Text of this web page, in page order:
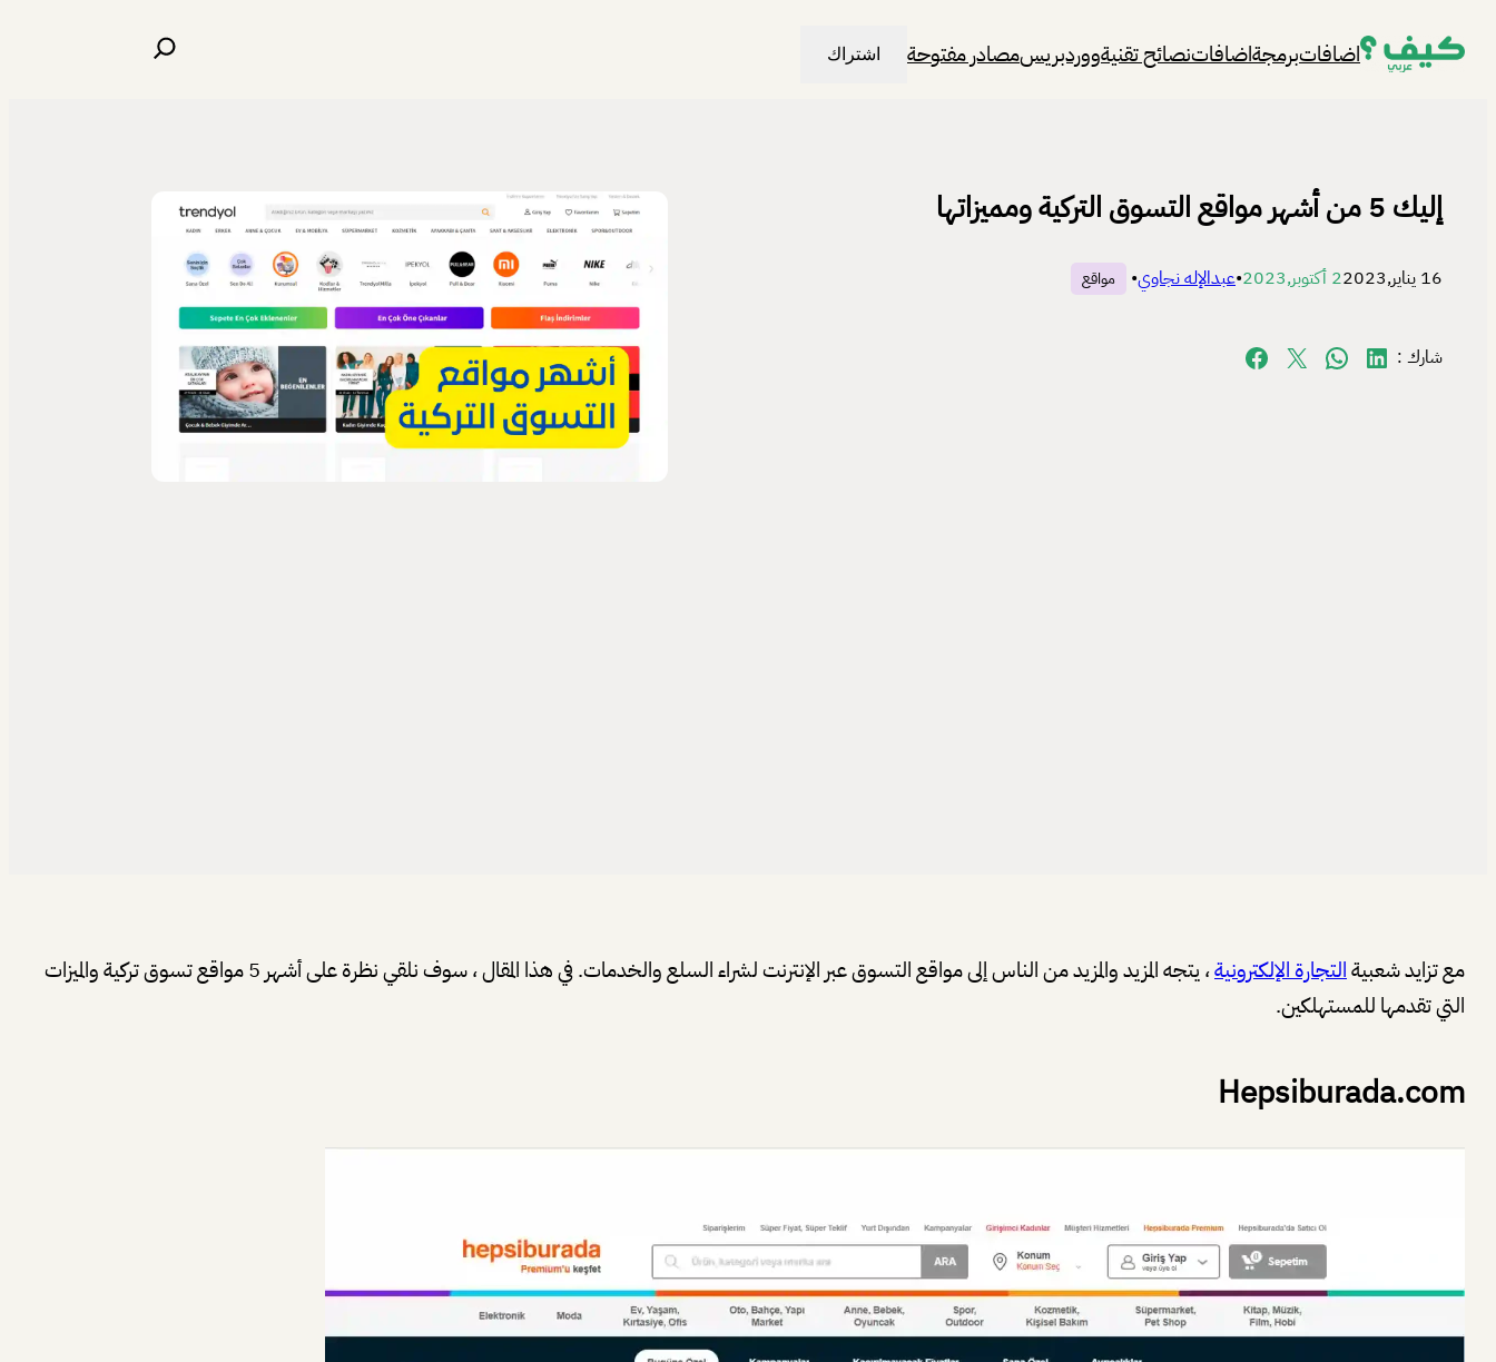
اضافاتبرمجةاضافاتنصائح تقنيةووردبريسمصادر مفتوحة اشتراك
إليك 5 من أشهر مواقع التسوق التركية ومميزاتها
16 يناير,2023 2 أكتوبر,2023 •عبدالإله نجاوي• مواقع
شارك : Share on LinkedIn
Share on WhatsApp
Share on X
Share on Facebook
مع تزايد شعبيةالتجارة الإلكترونية
، يتجه المزيد والمزيد من الناس إلى مواقع التسوق عبر الإنترنت لشراء السلع والخدمات. في هذا المقال ، سوف نلقي نظرة على أشهر 5 مواقع تسوق تركية والميزات
التي تقدمها للمستهلكين.
Hepsiburada.com